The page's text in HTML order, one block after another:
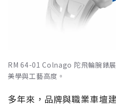
RM 64-01 Colnago 陀飛輪腕錶
美學與工藝高度。
多年來，品牌與職業車壇